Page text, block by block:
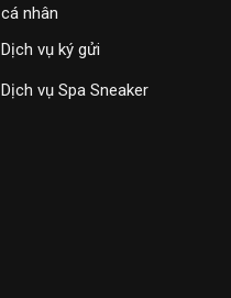
cá nhân
Dịch vụ ký gửi
Dịch vụ Spa Sneaker